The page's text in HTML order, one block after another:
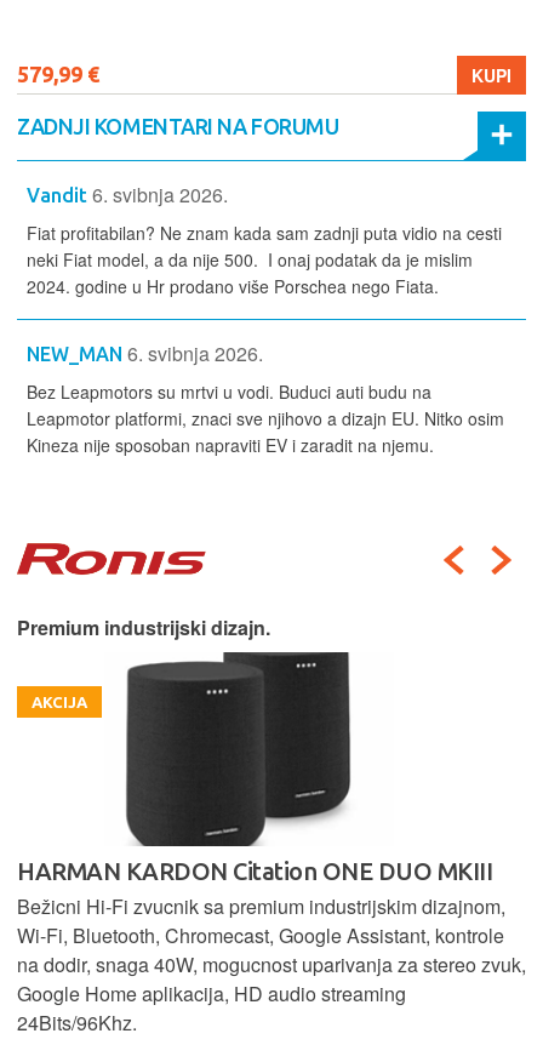
579,99 € KUPI
ZADNJI KOMENTARI NA FORUMU
Vandit 6. svibnja 2026.
Fiat profitabilan? Ne znam kada sam zadnji puta vidio na cesti
neki Fiat model, a da nije 500. I onaj podatak da je mislim
2024. godine u Hr prodano više Porschea nego Fiata.
NEW_MAN 6. svibnja 2026.
Bez Leapmotors su mrtvi u vodi. Buduci auti budu na
Leapmotor platformi, znaci sve njihovo a dizajn EU. Nitko osim
Kineza nije sposoban napraviti EV i zaradit na njemu.
Premium industrijski dizajn.
AKCIJA
HARMAN KARDON Citation ONE DUO MKIII
Bežicni Hi-Fi zvucnik sa premium industrijskim dizajnom,
Wi-Fi, Bluetooth, Chromecast, Google Assistant, kontrole
na dodir, snaga 40W, mogucnost uparivanja za stereo zvuk,
Google Home aplikacija, HD audio streaming
24Bits/96Khz.